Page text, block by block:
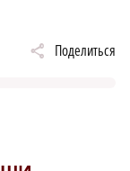
Поделиться